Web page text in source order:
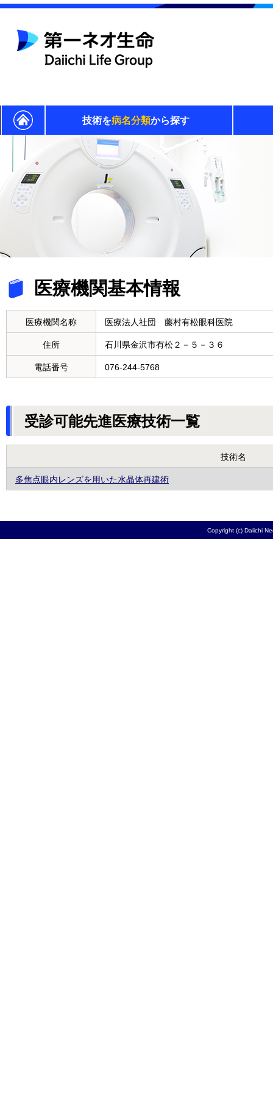
技術を病名分類から探す
医療機関基本情報
医療機関名称 医療法人社団 藤村有松眼科医院
住所 石川県金沢市有松２－５－３６
電話番号 076-244-5768
受診可能先進医療技術一覧
技術名
多焦点眼内レンズを用いた水晶体再建術
Copyright (c) Daiichi